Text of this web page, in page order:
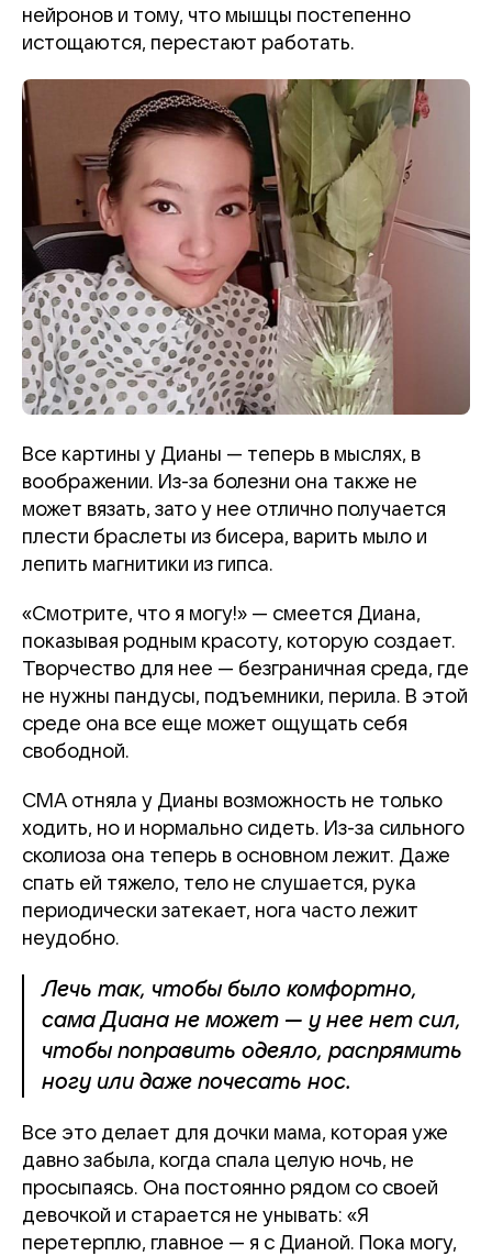
нейронов и тому, что мышцы постепенно
истощаются, перестают работать.
Все картины у Дианы — теперь в мыслях, в
воображении. Из-за болезни она также не
может вязать, зато у нее отлично получается
плести браслеты из бисера, варить мыло и
лепить магнитики из гипса.
«Смотрите, что я могу!» — смеется Диана,
показывая родным красоту, которую создает.
Творчество для нее — безграничная среда, где
не нужны пандусы, подъемники, перила. В этой
среде она все еще может ощущать себя
свободной.
СМА отняла у Дианы возможность не только
ходить, но и нормально сидеть. Из-за сильного
сколиоза она теперь в основном лежит. Даже
спать ей тяжело, тело не слушается, рука
периодически затекает, нога часто лежит
неудобно.
Лечь так, чтобы было комфортно,
сама Диана не может — у нее нет сил,
чтобы поправить одеяло, распрямить
ногу или даже почесать нос.
Все это делает для дочки мама, которая уже
давно забыла, когда спала целую ночь, не
просыпаясь. Она постоянно рядом со своей
девочкой и старается не унывать: «Я
перетерплю, главное — я с Дианой. Пока могу,